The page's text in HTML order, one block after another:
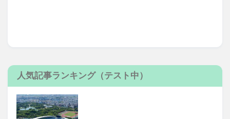
人気記事ランキング（テスト中）